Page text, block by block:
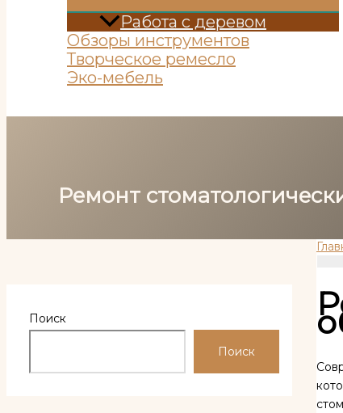
Работа с деревом
Обзоры инструментов
Творческое ремесло
Эко-мебель
Ремонт
Поиск
Поиск